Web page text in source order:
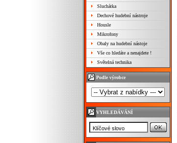
Sluchátka
Dechové hudební nástroje
Housle
Mikrofony
Obaly na hudební nástoje
Vše co hledáte a nenajdete !
Světelná technika
Podle výrobce
VYHLEDÁVÁNÍ